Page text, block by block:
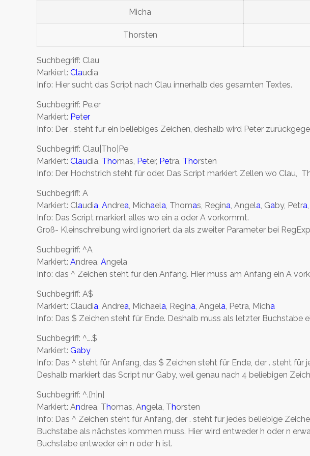
Micha
Thorsten
Suchbegriff: Clau
Markiert: Claudia
Info: Hier sucht das Script nach Clau innerhalb des gesamten Textes.
Suchbegriff: Pe.er
Markiert: Peter
Info: Der . steht für ein beliebiges Zeichen, deshalb wird Peter
Suchbegriff: Clau|Tho|Pe
Markiert: Claudia, Thomas, Peter, Petra, Thorsten
Info: Der Hochstrich steht für oder. Das Script markiert Zellen wo Clau,
Suchbegriff: A
Markiert: Claudia, Andrea, Michaela, Thomas, Regina, Angela, Gaby, Petra
Info: Das Script markiert alles wo ein a oder A vorkommt.
Groß- Kleinschreibung wird ignoriert da als zweiter Parameter bei
Suchbegriff: ^A
Markiert: Andrea, Angela
Info: das ^ Zeichen steht für den Anfang. Hier muss am Anfang ein A
Suchbegriff: A$
Markiert: Claudia, Andrea, Michaela, Regina, Angela, Petra, Micha
Info: Das $ Zeichen steht für Ende. Deshalb muss als letzter Buchstabe
Suchbegriff: ^….$
Markiert: Gaby
Info: Das ^ steht für Anfang, das $ Zeichen steht für Ende, der . steht für
Deshalb markiert das Script nur Gaby, weil genau nach 4 beliebigen
Suchbegriff: ^.[h|n]
Markiert: Andrea, Thomas, Angela, Thorsten
Info: Das ^ Zeichen steht für Anfang, der . steht für jedes beliebige
Buchstabe als nächstes kommen muss. Hier wird entweder h oder n
Buchstabe entweder ein n oder h ist.